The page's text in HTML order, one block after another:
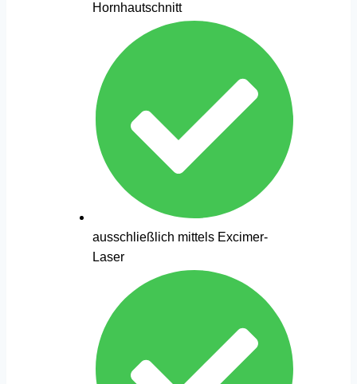
Hornhautschnitt
ausschließlich mittels Excimer-
Laser